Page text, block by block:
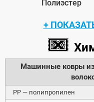
Полиэстер
Машинные ковры
PP — полипропилен